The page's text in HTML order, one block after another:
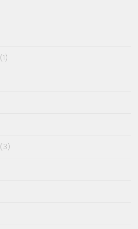
(1)
(3)